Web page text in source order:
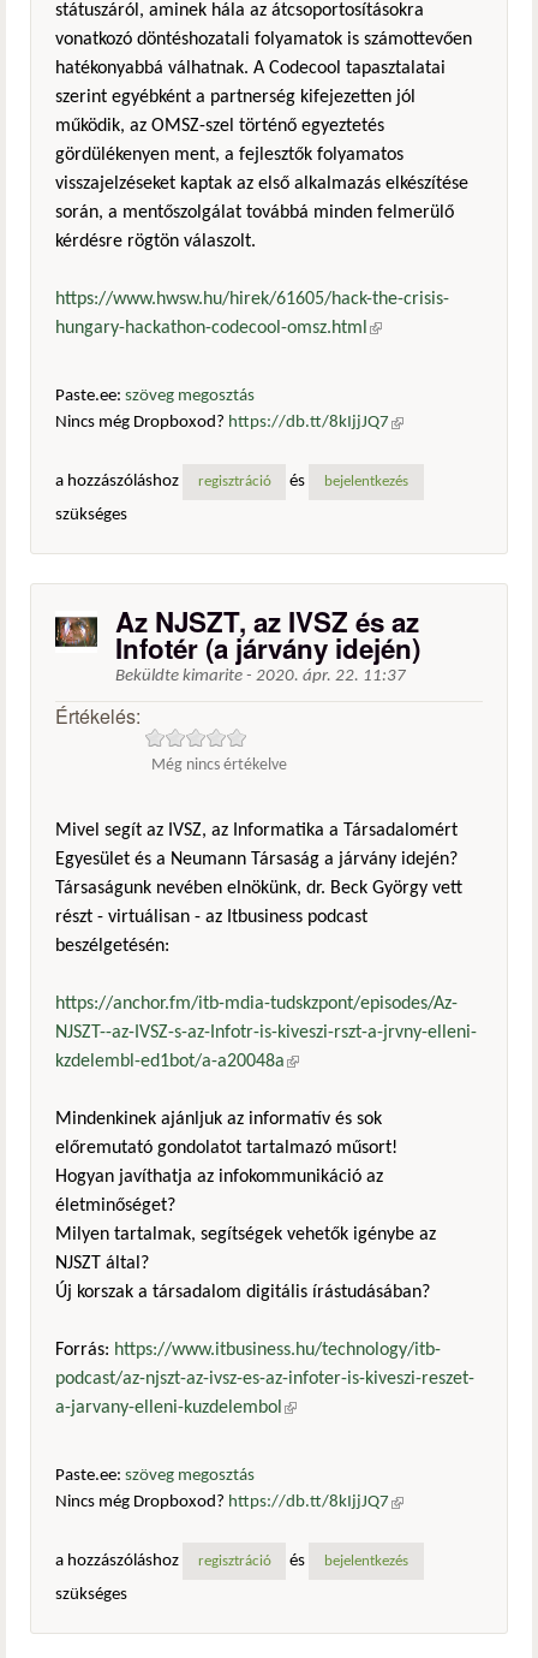
státuszáról, aminek hála az átcsoportosításokra
vonatkozó döntéshozatali folyamatok is számottevően
hatékonyabbá válhatnak. A Codecool tapasztalatai
szerint egyébként a partnerség kifejezetten jól
működik, az OMSZ-szel történő egyeztetés
gördülékenyen ment, a fejlesztők folyamatos
visszajelzéseket kaptak az első alkalmazás elkészítése
során, a mentőszolgálat továbbá minden felmerülő
kérdésre rögtön válaszolt.
https://www.hwsw.hu/hirek/61605/hack-the-crisis-
hungary-hackathon-codecool-omsz.html(külső hivatkozás)
Paste.ee: szöveg megosztás
Nincs még Dropboxod? https://db.tt/8kIjjJQ7 (külső
a hozzászóláshoz
regisztráció és bejelentkezés
szükséges
Az NJSZT, az IVSZ és az
Infotér (a járvány idején)
Beküldte kimarite - 2020. ápr. 22. 11:37
Értékelés:
Még nincs értékelve
Mivel segít az IVSZ, az Informatika a Társadalomért
Egyesület és a Neumann Társaság a járvány idején?
Társaságunk nevében elnökünk, dr. Beck György vett
részt - virtuálisan - az Itbusiness podcast
beszélgetésén:
https://anchor.fm/itb-mdia-tudskzpont/episodes/Az-
NJSZT--az-IVSZ-s-az-Infotr-is-kiveszi-rszt-a-jrvny-elleni-
kzdelembl-ed1bot/a-a20048a(külső hivatkozás)
Mindenkinek ajánljuk az informatív és sok
előremutató gondolatot tartalmazó műsort!
Hogyan javíthatja az infokommunikáció az
életminőséget?
Milyen tartalmak, segítségek vehetők igénybe az
NJSZT által?
Új korszak a társadalom digitális írástudásában?
Forrás: https://www.itbusiness.hu/technology/itb-
podcast/az-njszt-az-ivsz-es-az-infoter-is-kiveszi-reszet-
a-jarvany-elleni-kuzdelembol(külső hivatkozás)
Paste.ee: szöveg megosztás
Nincs még Dropboxod? https://db.tt/8kIjjJQ7 (külső
a hozzászóláshoz
regisztráció és bejelentkezés
szükséges